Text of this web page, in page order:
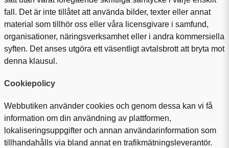
fall. Det är inte tillåtet att använda bilder, texter eller annat
material som tillhör oss eller våra licensgivare i samfund,
organisationer, näringsverksamhet eller i andra kommersiella
syften. Det anses utgöra ett väsentligt avtalsbrott att bryta mot
denna klausul.
Cookiepolicy
Webbutiken använder cookies och genom dessa kan vi få
information om din användning av plattformen,
lokaliseringsuppgifter och annan användarinformation som
tillhandahålls via bland annat en trafikmätningsleverantör.